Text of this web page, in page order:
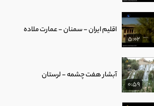
5:02
اقلیم ایران - سمنان - عمارت ملاده
0:59
آبشار هفت چشمه - لرستان